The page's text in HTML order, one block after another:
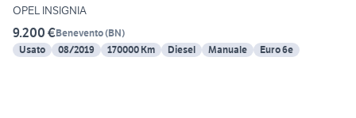
OPEL INSIGNIA
9.200 €Benevento(BN)
Usato
08/2019 170000 Km Diesel Manuale Euro 6e